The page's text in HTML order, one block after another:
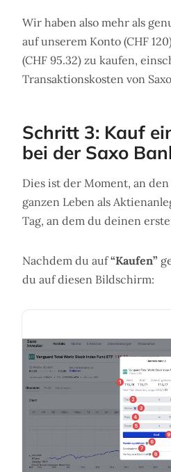
Wir haben also mehr als
auf unserem Konto (CHF
(CHF 95.32) zu kaufen,
Transaktionskosten von
Schritt 3: Kauf
bei der Saxo
Dies ist der Moment, an
ganzen Leben als
Tag, an dem du deinen
Nachdem du auf“Kaufen”
du auf diesen Bildschirm: